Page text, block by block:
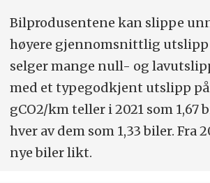
Bilprodusentene kan slippe
høyere gjennomsnittlig utslipp
selger mange null- og
med et typegodkjent utslipp
gCO2/km teller i 2021 som 1,67
hver av dem som 1,33 biler. Fra
nye biler likt.